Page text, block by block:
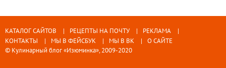
КАТАЛОГ САЙТОВ РЕЦЕПТЫ НА ПОЧТУ
РЕКЛАМА
КОНТАКТЫ
МЫ В ФЕЙСБУК МЫ В ВК
О САЙТЕ
© Кулинарный блог «Изюминка», 2009-2020